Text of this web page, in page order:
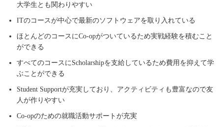
大学生とも関わりやすい
ITのコースが中心で最新のソフトウェアを取り入れている
ほとんどのコースにCo-opがついているため実戦経験を積むこと
ができる
すべてのコースにScholarshipを支給しているため費用を抑えて学
ぶことができる
Student Supportが充実しており、アクティビティも豊富なので友
人が作りやすい
Co-opのための就職活動サポートが充実